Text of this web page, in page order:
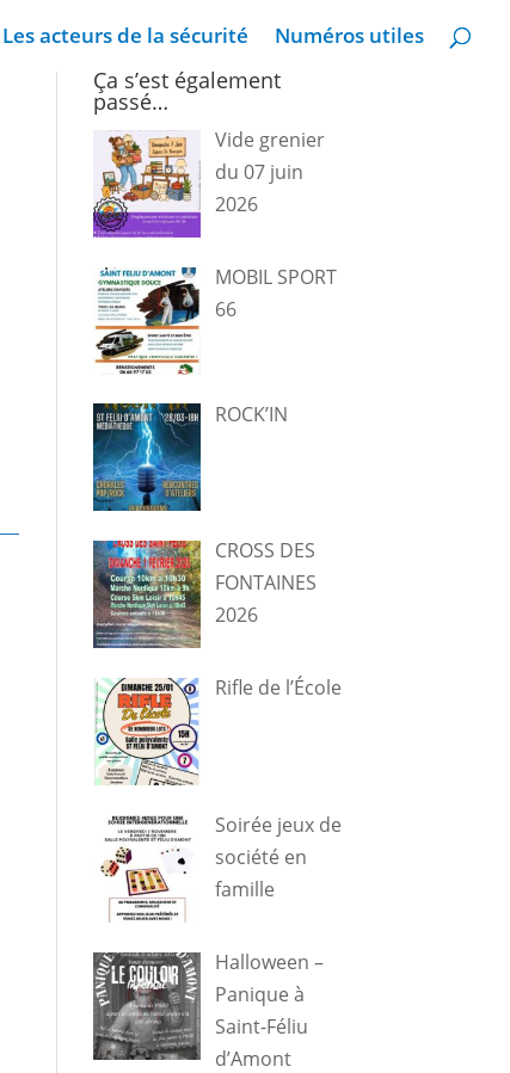
Les acteurs de la sécurité Numéros utiles
Ça s’est également
passé…
Vide grenier
du 07 juin
2026
MOBIL SPORT
66
ROCK’IN
CROSS DES
FONTAINES
2026
Rifle de l’École
Soirée jeux de
société en
famille
Halloween –
Panique à
Saint-Féliu
d’Amont